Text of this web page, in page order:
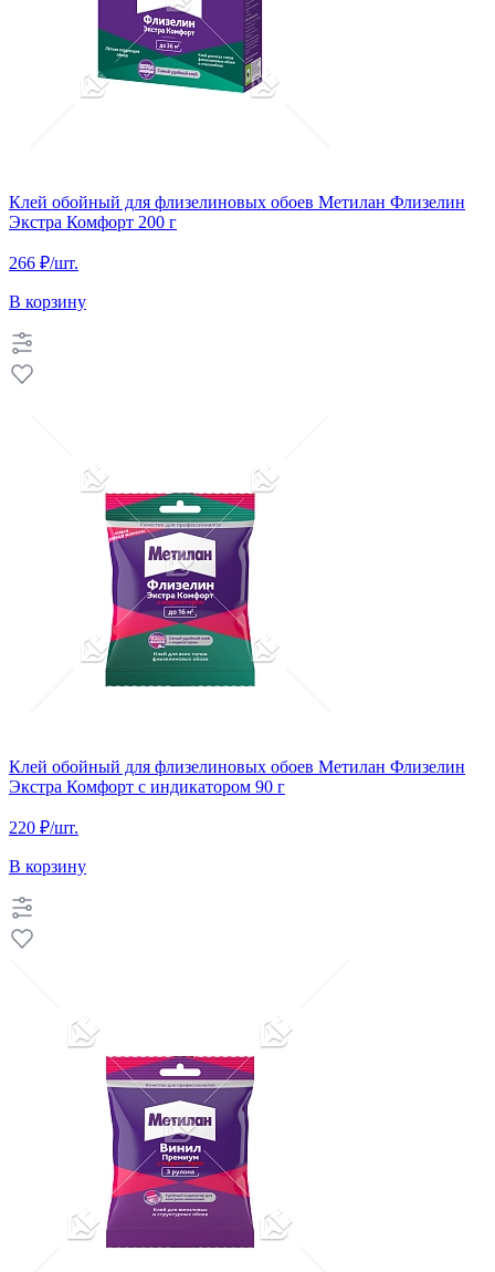
Клей обойный для флизелиновых обоев Метилан Флизелин
Экстра Комфорт 200 г
266 ₽/шт.
В корзину
Клей обойный для флизелиновых обоев Метилан Флизелин
Экстра Комфорт с индикатором 90 г
220 ₽/шт.
В корзину